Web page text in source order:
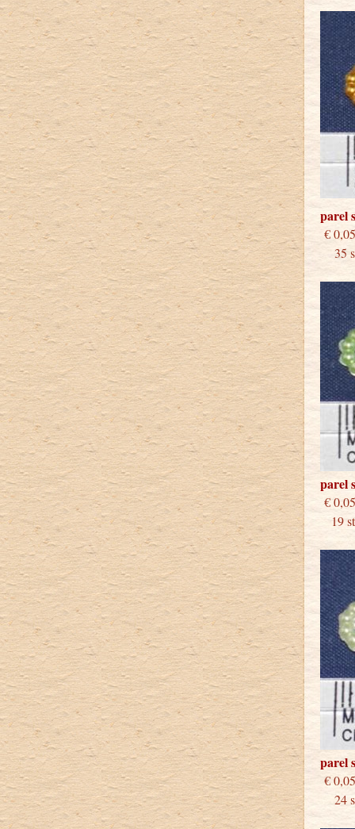
parel
35
parel
19
parel
24